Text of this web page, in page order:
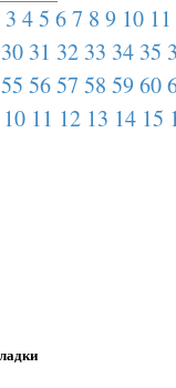
3 4 5 6 7 8 9 10 11
30 31 32 33 34 35
55 56 57 58 59 60
10 11 12 13 14 15